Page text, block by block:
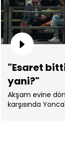
"Esaret
yani?"
Akşam evine
karşısında